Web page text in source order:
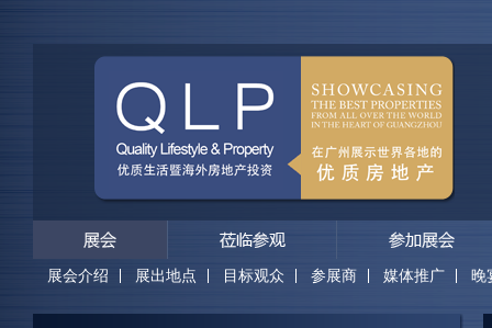
展会介绍 展出地点 目标观众 参展商 媒体推广 晚